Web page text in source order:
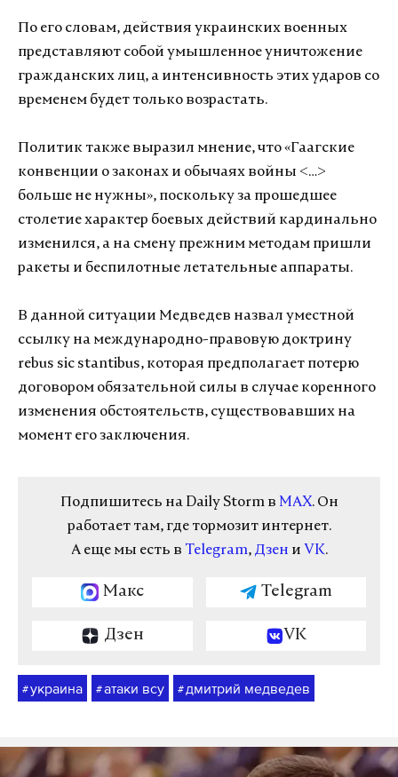
По его словам, действия украинских военных
представляют собой умышленное уничтожение
гражданских лиц, а интенсивность этих ударов со
временем будет только возрастать.
Политик также выразил мнение, что «Гаагские
конвенции о законах и обычаях войны <…>
больше не нужны», поскольку за прошедшее
столетие характер боевых действий кардинально
изменился, а на смену прежним методам пришли
ракеты и беспилотные летательные аппараты.
В данной ситуации Медведев назвал уместной
ссылку на международно-правовую доктрину
rebus sic stantibus, которая предполагает потерю
договором обязательной силы в случае коренного
изменения обстоятельств, существовавших на
момент его заключения.
Подпишитесь на Daily Storm в MAX. Он
работает там, где тормозит интернет.
А еще мы есть в Telegram, Дзен и VK.
Макс Telegram
Дзен VK
#украина #атаки всу # дмитрий медведев